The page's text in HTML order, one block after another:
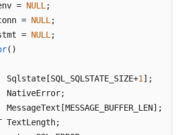
= NULL ;
= NULL ;
= NULL
()
Sqlstate[SQL_SQLSTATE_SIZE+
1 ];
NativeError;
MessageText[MESSAGE_BUFFER_LEN];
TextLength;